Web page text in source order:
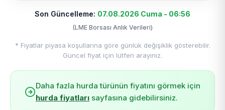
Son Güncelleme: 07.08.2026 Cuma - 06:56
(LME Borsası Anlık Verileri)
* Fiyatlar piyasa koşullarına göre günlük değişiklik gösterebilir.
Güncel fiyat için lütfen arayınız.
Daha fazla hurda türünün fiyatını görmek için
hurda fiyatları sayfasına gidebilirsiniz.